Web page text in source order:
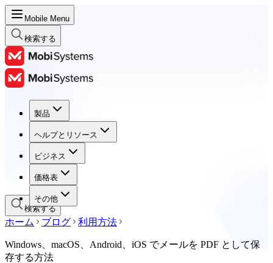
Mobile Menu
検索する
製品
ヘルプとリソース
ビジネス
価格表
その他
製品
ヘルプとリソース
ビジネス
価格表
検索する
ホーム ブログ 利用方法
Windows、macOS、Android、iOS でメールを PDF として保
存する方法